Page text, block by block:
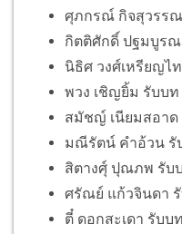
ศุภกรณ์ กิจสุวรร
กิตติศักดิ์ ปฐมบูร
นิธิศ วงศ์เหรียญไ
พวง เชิญยิ้ม รับบท
สมัชญ์ เนียมสอา
มณีรัตน์ คำอ้วน
สิตางศุ์ ปุณภพ รับ
ศรัณย์ แก้วจินดา
ตี๋ ดอกสะเดา รับบ